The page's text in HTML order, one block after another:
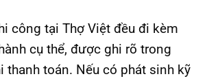
công tại Thợ Việt đều đi kèm
cụ thể, được ghi rõ trong
thanh toán. Nếu có phát sinh kỹ